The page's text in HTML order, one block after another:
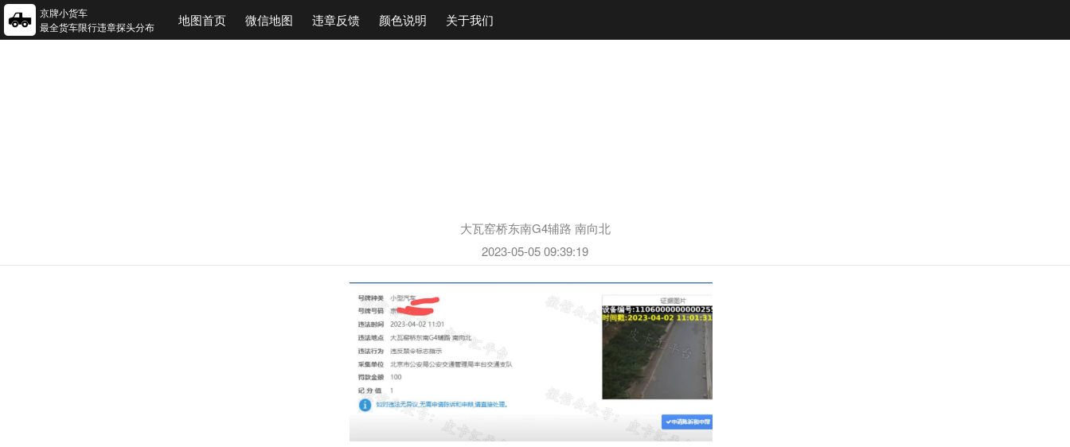
京牌小货车
最全货车限行违章探头分布
地图首页 微信地图 违章反馈 颜色说明 关于我们
大瓦窑桥东南G4辅路​​​ 南向北​
2023-05-05 09:39:19